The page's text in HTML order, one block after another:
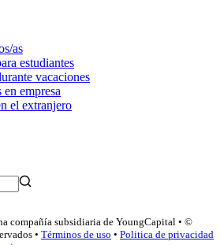
as
estudiantes
vacaciones
empresa
el extranjero
compañía subsidiaria de YoungCapital • ©
• Términos de uso • Politica de privacidad